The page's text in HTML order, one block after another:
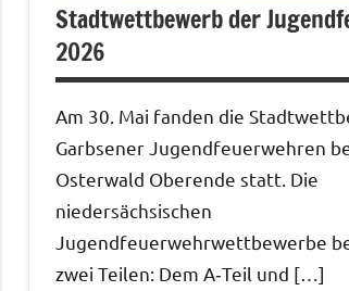
Stadtwettbewerb der
2026
Am 30. Mai fanden die
Garbsener Jugendfeuerwehren
Osterwald Oberende statt. Die
niedersächsischen
Jugendfeuerwehrwettbewerbe
zwei Teilen: Dem A‑Teil und […]